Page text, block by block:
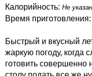
Калорийность: Не
Время приготовления:
Быстрый и вкусный
жаркую погоду, когда
готовить совершенно